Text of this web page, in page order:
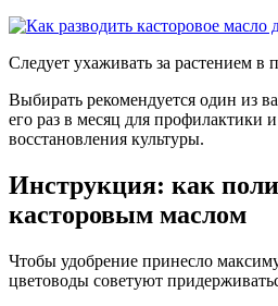
Следует ухаживать за растением в
Выбирать рекомендуется один из
его раз в месяц для профилактики
восстановления культуры.
Инструкция: как
касторовым маслом
Чтобы удобрение принесло
цветоводы советуют